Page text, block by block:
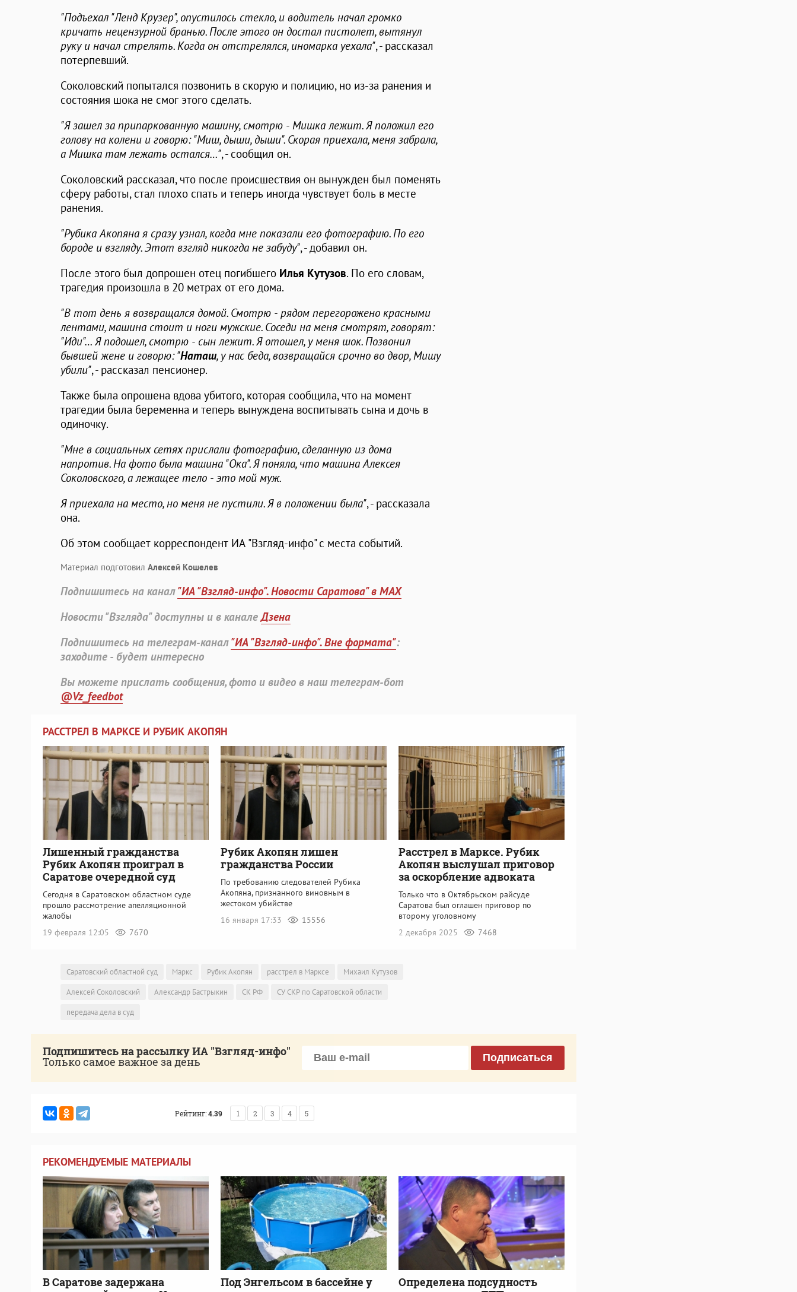
"Подъехал "Ленд Крузер", опустилось стекло, и водитель начал громко
кричать нецензурной бранью. После этого он достал пистолет, вытянул
руку и начал стрелять. Когда он отстрелялся, иномарка уехала", - рассказал
потерпевший.
Соколовский попытался позвонить в скорую и полицию, но из-за ранения и
состояния шока не смог этого сделать.
"Я зашел за припаркованную машину, смотрю - Мишка лежит. Я положил его
голову на колени и говорю: "Миш, дыши, дыши". Скорая приехала, меня забрала,
а Мишка там лежать остался…", - сообщил он.
Соколовский рассказал, что после происшествия он вынужден был поменять
сферу работы, стал плохо спать и теперь иногда чувствует боль в месте
ранения.
"Рубика Акопяна я сразу узнал, когда мне показали его фотографию. По его
бороде и взгляду. Этот взгляд никогда не забуду", - добавил он.
После этого был допрошен отец погибшего Илья Кутузов. По его словам,
трагедия произошла в 20 метрах от его дома.
"В тот день я возвращался домой. Смотрю - рядом перегорожено красными
лентами, машина стоит и ноги мужские. Соседи на меня смотрят, говорят:
"Иди"… Я подошел, смотрю - сын лежит. Я отошел, у меня шок. Позвонил
бывшей жене и говорю: "Наташ, у нас беда, возвращайся срочно во двор, Мишу
убили", - рассказал пенсионер.
Также была опрошена вдова убитого, которая сообщила, что на момент
трагедии была беременна и теперь вынуждена воспитывать сына и дочь в
одиночку.
"Мне в социальных сетях прислали фотографию, сделанную из дома
напротив. На фото была машина "Ока". Я поняла, что машина Алексея
Соколовского, а лежащее тело - это мой муж.
Я приехала на место, но меня не пустили. Я в положении была", - рассказала
она.
Об этом сообщает корреспондент ИА "Взгляд-инфо" с места событий.
Материал подготовил Алексей Кошелев
Подпишитесь на канал"ИА "Взгляд-инфо". Новости Саратова" в MAX
Новости "Взгляда" доступны и в каналеДзена
Подпишитесь на телеграм-канал"ИА "Взгляд-инфо". Вне формата":
заходите - будет интересно
Вы можете прислать сообщения, фото и видео в наш телеграм-бот
@Vz_feedbot
РАССТРЕЛ В МАРКСЕ И РУБИК АКОПЯН
Лишенный гражданства
Рубик Акопян проиграл в
Саратове очередной суд
Сегодня в Саратовском областном суде
прошло рассмотрение апелляционной
жалобы
19 февраля 12:05
7670
Рубик Акопян лишен
гражданства России
По требованию следователей Рубика
Акопяна, признанного виновным в
жестоком убийстве
16 января 17:33
15556
Расстрел в Марксе. Рубик
Акопян выслушал приговор
за оскорбление адвоката
Только что в Октябрьском райсуде
Саратова был оглашен приговор по
второму уголовному
2 декабря 2025
7468
Саратовский областной суд Маркс Рубик Акопян расстрел в Марксе
Михаил Кутузов
Алексей Соколовский
Александр Бастрыкин СК РФ
СУ СКР по Саратовской области
передача дела в суд
Подпишитесь на рассылку ИА "Взгляд-инфо"
Только самое важное за день Подписаться
Рейтинг:4.39 1 2 3 4 5
РЕКОМЕНДУЕМЫЕ МАТЕРИАЛЫ
В Саратове задержана
Под Энгельсом в бассейне у
Определена подсудность